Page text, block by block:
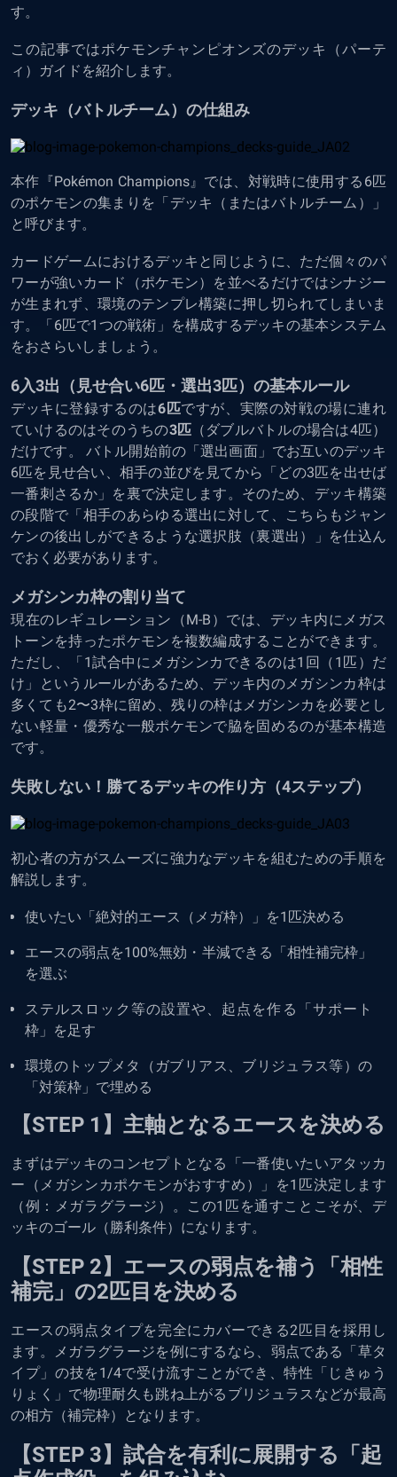
す。
この記事ではポケモンチャンピオンズのデッキ（パーテ
ィ）ガイドを紹介します。
デッキ（バトルチーム）の仕組み
本作『Pokémon Champions』では、対戦時に使用する6匹
のポケモンの集まりを「デッキ（またはバトルチーム）」
と呼びます。
カードゲームにおけるデッキと同じように、ただ個々のパ
ワーが強いカード（ポケモン）を並べるだけではシナジー
が生まれず、環境のテンプレ構築に押し切られてしまいま
す。「6匹で1つの戦術」を構成するデッキの基本システム
をおさらいしましょう。
6入3出（見せ合い6匹・選出3匹）の基本ルール
デッキに登録するのは6匹ですが、実際の対戦の場に連れ
ていけるのはそのうちの3匹 （ダブルバトルの場合は4匹）
だけです。 バトル開始前の「選出画面」でお互いのデッキ
6匹を見せ合い、相手の並びを見てから「どの3匹を出せば
一番刺さるか」を裏で決定します。そのため、デッキ構築
の段階で「相手のあらゆる選出に対して、こちらもジャン
ケンの後出しができるような選択肢（裏選出）」を仕込ん
でおく必要があります。
メガシンカ枠の割り当て
現在のレギュレーション（M-B）では、デッキ内にメガス
トーンを持ったポケモンを複数編成することができます。
ただし、「1試合中にメガシンカできるのは1回（1匹）だ
け」というルールがあるため、デッキ内のメガシンカ枠は
多くても2〜3枠に留め、残りの枠はメガシンカを必要とし
ない軽量・優秀な一般ポケモンで脇を固めるのが基本構造
です。
失敗しない！勝てるデッキの作り方（4ステップ）
初心者の方がスムーズに強力なデッキを組むための手順を
解説します。
使いたい「絶対的エース（メガ枠）」を1匹決める
エースの弱点を100%無効・半減できる「相性補完枠」
を選ぶ
ステルスロック等の設置や、起点を作る「サポート
枠」を足す
環境のトップメタ（ガブリアス、ブリジュラス等）の
「対策枠」で埋める
【STEP 1】主軸となるエースを決める
まずはデッキのコンセプトとなる「一番使いたいアタッカ
ー（メガシンカポケモンがおすすめ）」を1匹決定します
（例：メガラグラージ）。この1匹を通すことこそが、デ
ッキのゴール（勝利条件）になります。
【STEP 2】エースの弱点を補う「相性
補完」の2匹目を決める
エースの弱点タイプを完全にカバーできる2匹目を採用し
ます。メガラグラージを例にするなら、弱点である「草タ
イプ」の技を1/4で受け流すことができ、特性「じきゅう
りょく」で物理耐久も跳ね上がるブリジュラスなどが最高
の相方（補完枠）となります。
【STEP 3】試合を有利に展開する「起